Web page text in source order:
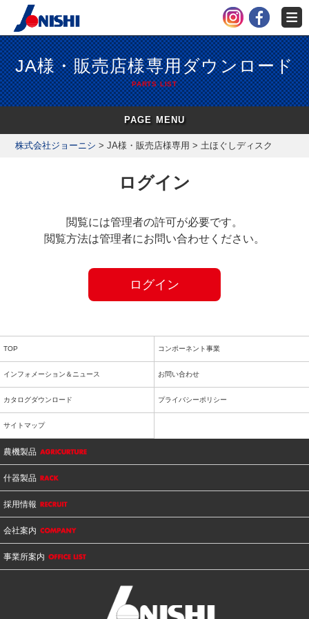
JA様・販売店様専用ダウンロード
PARTS LIST
PAGE MENU
株式会社ジョーニシ >JA様・販売店様専用 >土ほぐしディスク
ログイン
閲覧には管理者の許可が必要です。
閲覧方法は管理者にお問い合わせください。
ログイン
TOP コンポーネント事業
インフォメーション＆ニュース お問い合わせ
カタログダウンロード プライバシーポリシー
サイトマップ
農機製品
什器製品
採用情報
会社案内
事業所案内